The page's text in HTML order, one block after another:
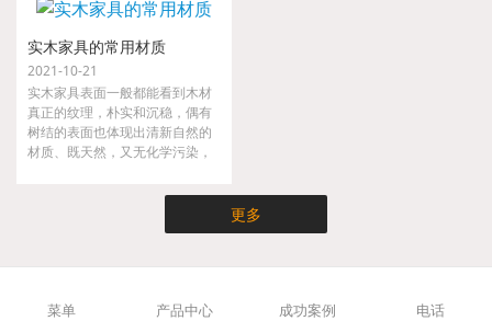
实木家具的常用材质
2021-10-21
实木家具表面一般都能看到木材
真正的纹理，朴实和沉稳，偶有
树结的表面也体现出清新自然的
材质、既天然，又无化学污染，
现代都市人崇尚大自然的家具。
更多
菜单 产品中心 成功案例 电话